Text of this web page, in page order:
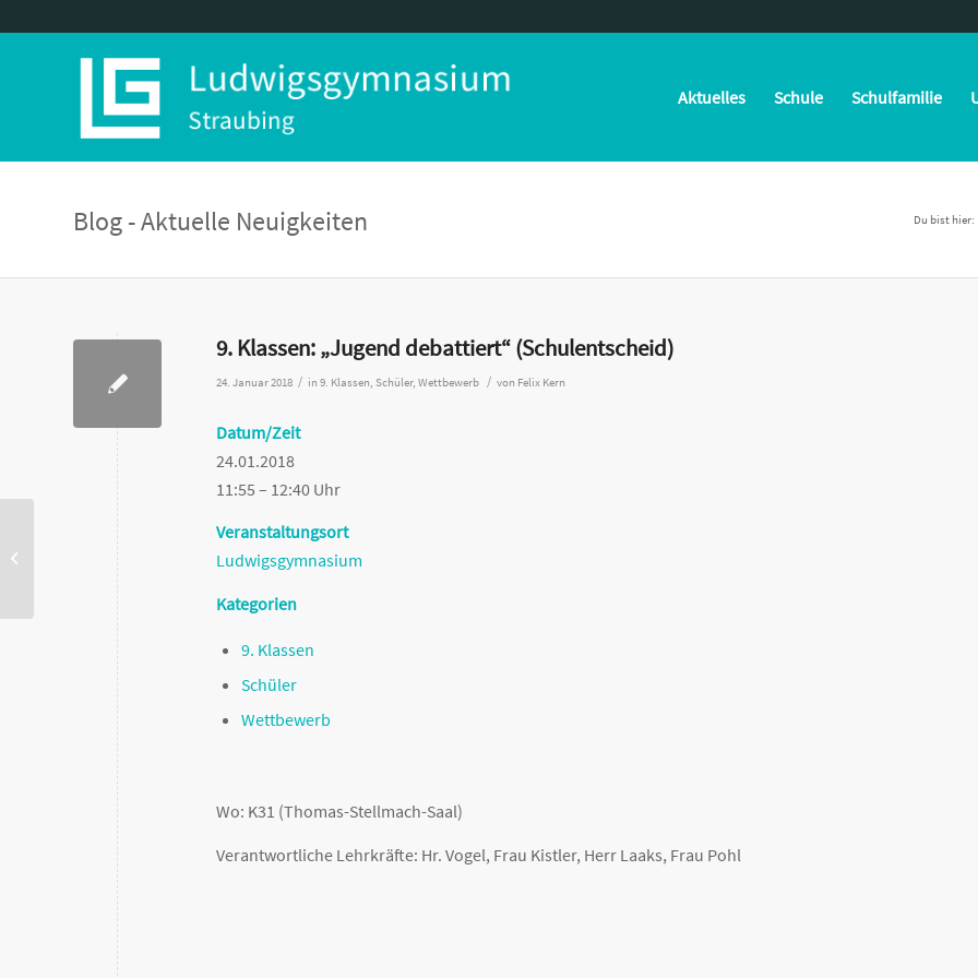
Aktuelles Schule Schulfamilie
Blog - Aktuelle Neuigkeiten Du bist hier:
9. Klassen: „Jugend debattiert“ (Schulentscheid)
24. Januar 2018 / in 9. Klassen, Schüler, Wettbewerb / von Felix Kern
Datum/Zeit
24.01.2018
11:55 – 12:40 Uhr
Veranstaltungsort
Ludwigsgymnasium
Kategorien
9. Klassen
Schüler
Wettbewerb
Wo: K31 (Thomas-Stellmach-Saal)
Verantwortliche Lehrkräfte: Hr. Vogel, Frau Kistler, Herr Laaks, Frau Pohl
Berufsinformationsnachmittag